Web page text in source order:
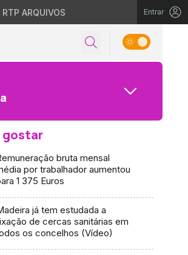
RTP ARQUIVOS Entrar
gostar
bruta mensal
por trabalhador aumentou
1 375 Euros
já tem estudada a
de cercas sanitárias em
os concelhos (Vídeo)